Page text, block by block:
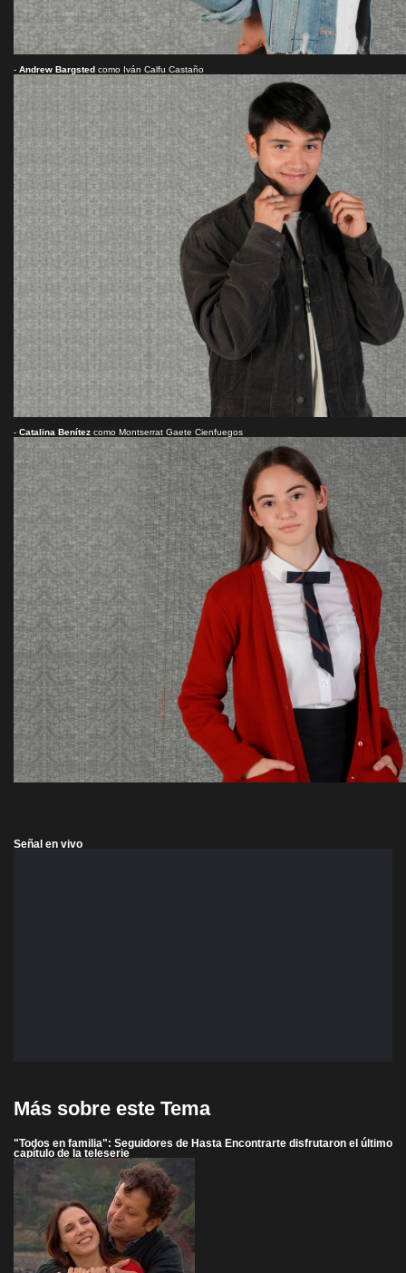
- Andrew Bargsted como Iván Calfu Castaño
- Catalina Benítez como Montserrat Gaete Cienfuegos
Señal en vivo
Más sobre este Tema
"Todos en familia": Seguidores de Hasta Encontrarte disfrutaron el último
capítulo de la teleserie